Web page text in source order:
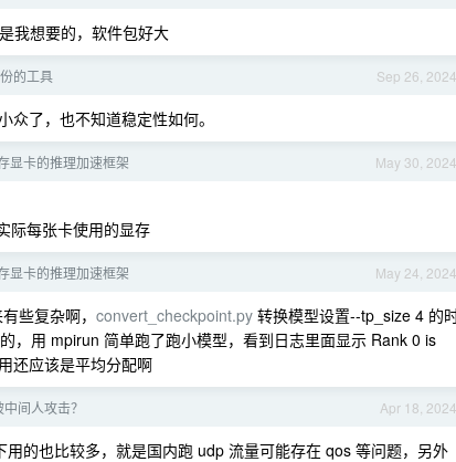
我想要的，软件包好大
Sep 26, 2024
的工具
了，也不知道稳定性如何。
May 30, 2024
显卡的推理加速框架
际每张卡使用的显存
May 24, 2024
显卡的推理加速框架
些复杂啊， convert_checkpoint.py 转换模型设置--tp_size 4 的
，用 mpirun 简单跑了跑小模型，看到日志里面显示 Rank 0 is
还应该是平均分配啊
Apr 18, 2024
间人攻击？
的也比较多，就是国内跑 udp 流量可能存在 qos 等问题，另外